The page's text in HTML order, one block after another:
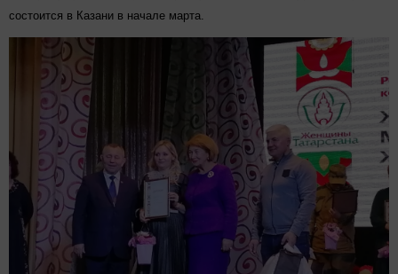
состоится в Казани в начале марта.